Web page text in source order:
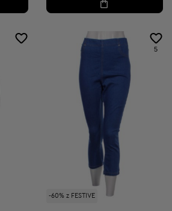
-60% z FESTIVE
5